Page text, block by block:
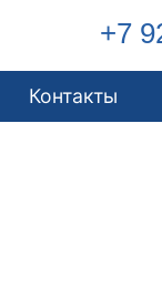
+7
Контакты